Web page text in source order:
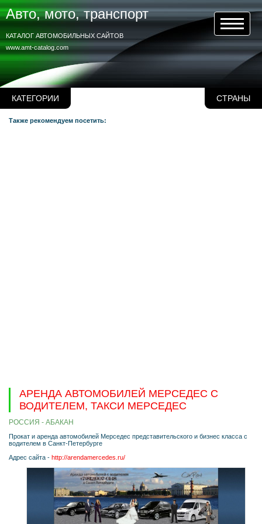
КАТЕГОРИИ СТРАНЫ
Авто, мото, транспорт
www.amt-catalog.com
КАТАЛОГ АВТОМОБИЛЬНЫХ САЙТОВ
Также рекомендуем посетить:
АРЕНДА АВТОМОБИЛЕЙ МЕРСЕДЕС С
ВОДИТЕЛЕМ, ТАКСИ МЕРСЕДЕС
РОССИЯ - АБАКАН
Прокат и аренда автомобилей Мерседес представительского и бизнес класса с
водителем в Санкт-Петербурге
Адрес сайта - http://arendamercedes.ru/